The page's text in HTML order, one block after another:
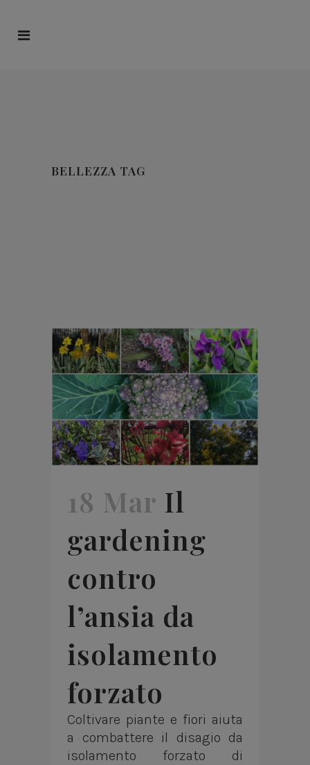
BELLEZZA TAG
18 Mar Il
gardening
contro
l’ansia da
isolamento
forzato
Coltivare piante e fiori aiuta
a combattere il disagio da
isolamento forzato di